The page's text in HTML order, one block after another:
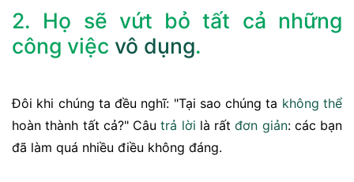
2. Họ sẽ vứt bỏ tất cả những
công việc vô dụng.
Đôi khi chúng ta đều nghĩ: "Tại sao chúng ta không thể
hoàn thành tất cả?" Câutrả lời là rấtđơn giản: các bạn
đã làm quá nhiều điều không đáng.